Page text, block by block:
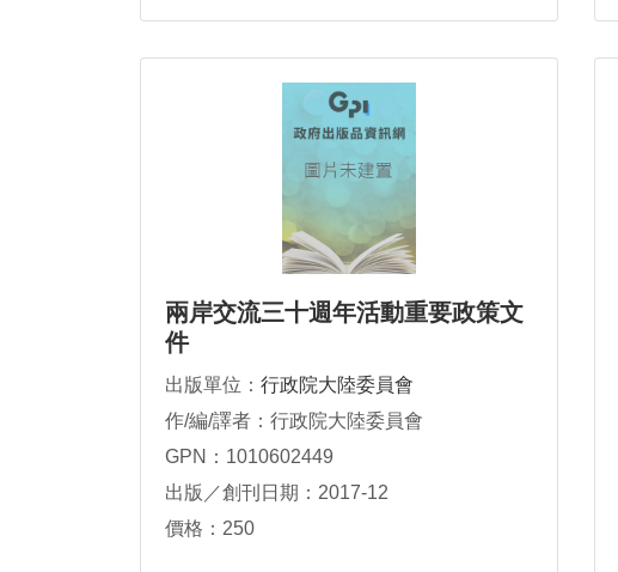
兩岸交流三十週年活動重要政策文
件
出版單位： 行政院大陸委員會
作/編/譯者：行政院大陸委員會
GPN：1010602449
出版／創刊日期：2017-12
價格：250